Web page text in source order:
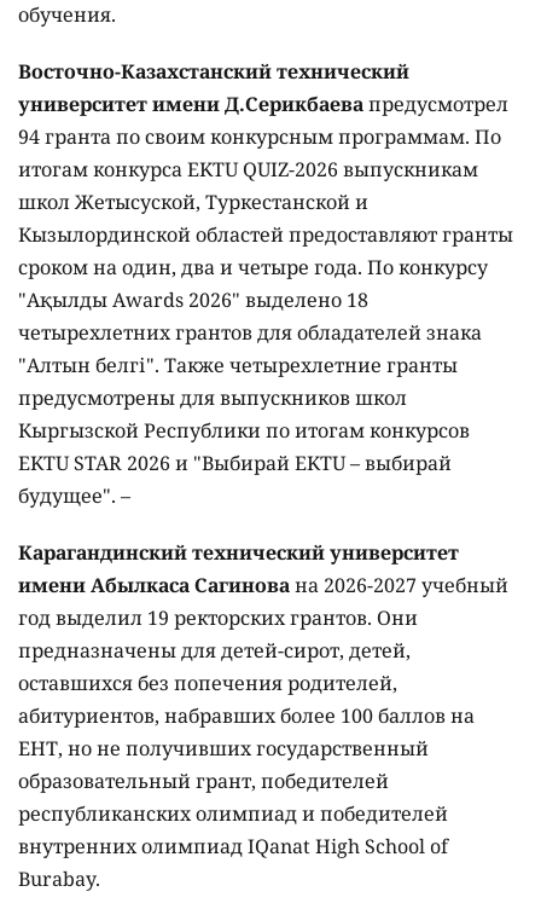
обучения.
Восточно-Казахстанский технический
университет имени Д.Серикбаевапредусмотрел
94 гранта по своим конкурсным программам. По
итогам конкурса EKTU QUIZ-2026 выпускникам
школ Жетысуской, Туркестанской и
Кызылординской областей предоставляют гранты
сроком на один, два и четыре года. По конкурсу
"Ақылды Awards 2026" выделено 18
четырехлетних грантов для обладателей знака
"Алтын белгі". Также четырехлетние гранты
предусмотрены для выпускников школ
Кыргызской Республики по итогам конкурсов
EKTU STAR 2026 и "Выбирай EKTU – выбирай
будущее". –
Карагандинский технический университет
имени Абылкаса Сагинована 2026-2027 учебный
год выделил 19 ректорских грантов. Они
предназначены для детей-сирот, детей,
оставшихся без попечения родителей,
абитуриентов, набравших более 100 баллов на
ЕНТ, но не получивших государственный
образовательный грант, победителей
республиканских олимпиад и победителей
внутренних олимпиад IQanat High School of
Burabay.